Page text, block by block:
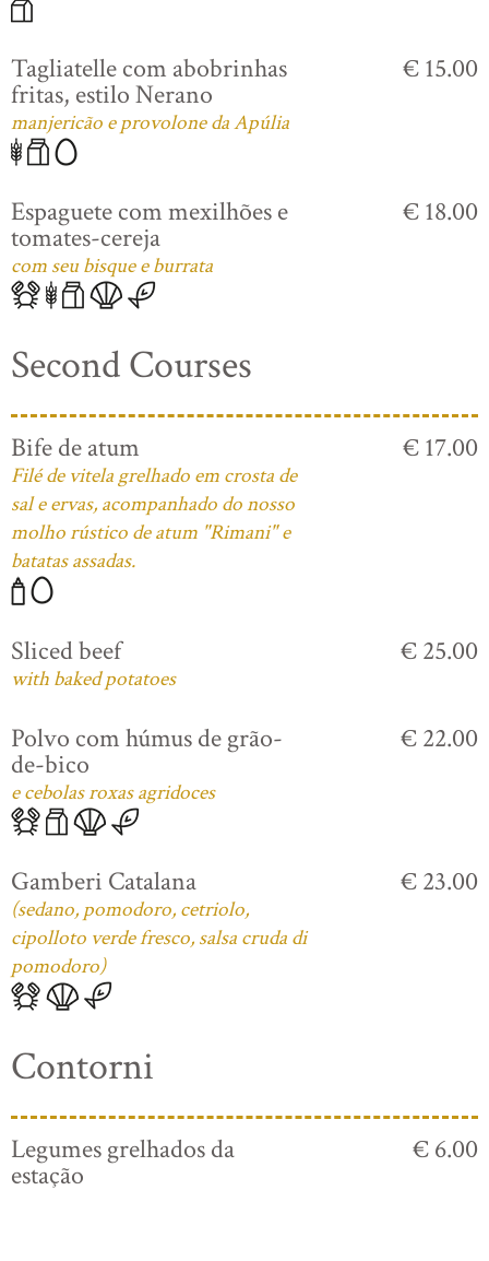
Tagliatelle com abobrinhas
fritas, estilo Nerano
manjericão e provolone da Apúlia
€ 15.00
Espaguete com mexilhões e
tomates-cereja
com seu bisque e burrata
€ 18.00
Second Courses
Bife de atum
Filé de vitela grelhado em crosta de
sal e ervas, acompanhado do nosso
molho rústico de atum "Rimani" e
batatas assadas.
€ 17.00
Sliced beef
with baked potatoes
€ 25.00
Polvo com húmus de grão-
de-bico
e cebolas roxas agridoces
€ 22.00
Gamberi Catalana
(sedano, pomodoro, cetriolo,
cipolloto verde fresco, salsa cruda di
pomodoro)
€ 23.00
Contorni
Legumes grelhados da
estação
€ 6.00